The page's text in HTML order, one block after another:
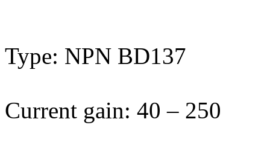
Type: NPN BD137
Current gain: 40 – 250